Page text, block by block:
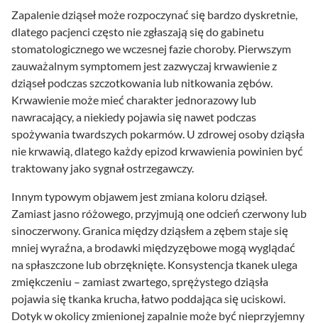
Zapalenie dziąseł może rozpoczynać się bardzo dyskretnie,
dlatego pacjenci często nie zgłaszają się do gabinetu
stomatologicznego we wczesnej fazie choroby. Pierwszym
zauważalnym symptomem jest zazwyczaj krwawienie z
dziąseł podczas szczotkowania lub nitkowania zębów.
Krwawienie może mieć charakter jednorazowy lub
nawracający, a niekiedy pojawia się nawet podczas
spożywania twardszych pokarmów. U zdrowej osoby dziąsła
nie krwawią, dlatego każdy epizod krwawienia powinien być
traktowany jako sygnał ostrzegawczy.
Innym typowym objawem jest zmiana koloru dziąseł.
Zamiast jasno różowego, przyjmują one odcień czerwony lub
sinoczerwony. Granica między dziąsłem a zębem staje się
mniej wyraźna, a brodawki międzyzębowe mogą wyglądać
na spłaszczone lub obrzęknięte. Konsystencja tkanek ulega
zmiękczeniu – zamiast zwartego, sprężystego dziąsła
pojawia się tkanka krucha, łatwo poddająca się uciskowi.
Dotyk w okolicy zmienionej zapalnie może być nieprzyjemny